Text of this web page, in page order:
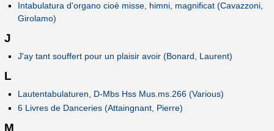
Intabulatura d'organo cioè misse, himni, magnificat (Cavazzoni,
Girolamo)
J
J'ay tant souffert pour un plaisir avoir (Bonard, Laurent)
L
Lautentabulaturen, D-Mbs Hss Mus.ms.266 (Various)
6 Livres de Danceries (Attaingnant, Pierre)
M